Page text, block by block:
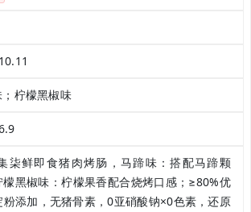
柠檬黑椒味
柒鲜即食猪肉烤肠，马蹄味：搭配马蹄颗
黑椒味：柠檬果香配合烧烤口感；≥80%优
添加，无猪骨素，0亚硝酸钠×0色素，还原